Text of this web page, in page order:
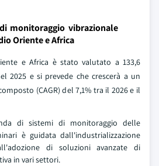
monitoraggio vibrazionale
Oriente e Africa
e Africa è stato valutato a 133,6
2025 e si prevede che crescerà a un
(CAGR) del 7,1% tra il 2026 e il
di sistemi di monitoraggio delle
è guidata dall'industrializzazione
di soluzioni avanzate di
in vari settori.